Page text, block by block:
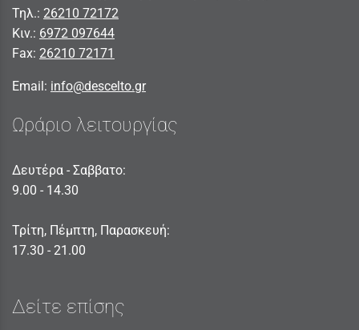
Τηλ.: 26210 72172
Κιν.: 6972 097644
Fax: 26210 72171
Email: info@descelto.gr
Ωράριο λειτουργίας
Δευτέρα - Σαββατο:
9.00 - 14.30
Τρίτη, Πέμπτη, Παρασκευή:
17.30 - 21.00
Δείτε επίσης